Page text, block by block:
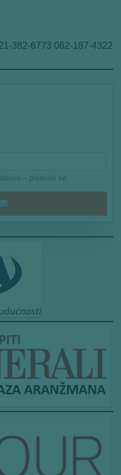
382-6773 062-187-4322
– prijavite se.